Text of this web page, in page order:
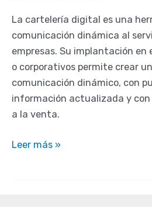
La cartelería digital es una
comunicación dinámica al
empresas. Su implantación en
o corporativos permite crear
comunicación dinámico, con
información actualizada y
a la venta.
Qué
Leer más »